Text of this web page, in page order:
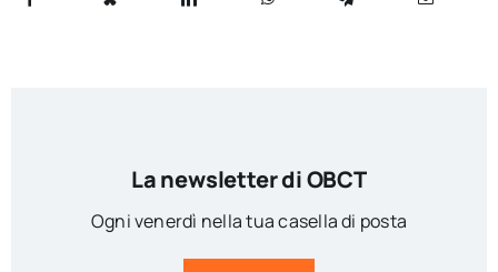
La newsletter di OBCT
Ogni venerdì nella tua casella di posta